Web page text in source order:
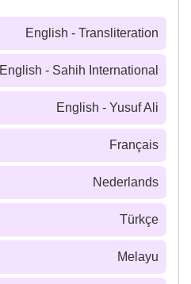
English - Transliteration
English - Sahih International
English - Yusuf Ali
Français
Nederlands
Türkçe
Melayu